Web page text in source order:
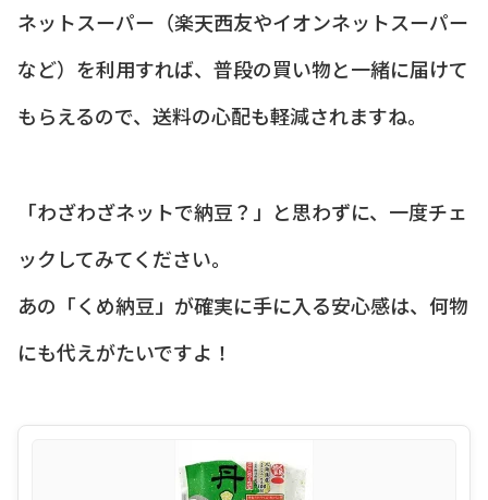
ネットスーパー（楽天西友やイオンネットスーパー
など）を利用すれば、普段の買い物と一緒に届けて
もらえるので、送料の心配も軽減されますね。
「わざわざネットで納豆？」と思わずに、一度チェ
ックしてみてください。
あの「くめ納豆」が確実に手に入る安心感は、何物
にも代えがたいですよ！